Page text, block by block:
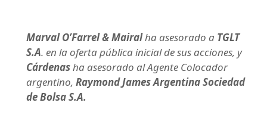
Marval O’Farrel & Mairalha asesorado a TGLT
S.A. en la oferta pública inicial de sus acciones, y
Cárdenasha asesorado al Agente Colocador
argentino, Raymond James Argentina Sociedad
de Bolsa S.A.